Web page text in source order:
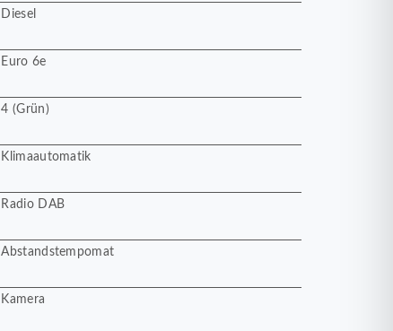
Diesel
Euro 6e
4 (Grün)
Klimaautomatik
Radio DAB
Abstandstempomat
Kamera